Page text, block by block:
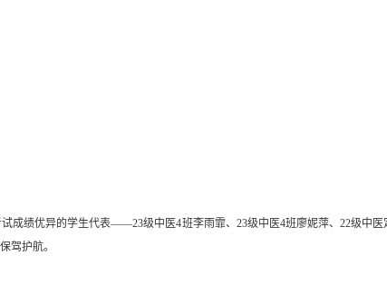
优异的学生代表——23级中医4班李雨霏、23级中医4班廖妮萍、22级中医
驾护航。